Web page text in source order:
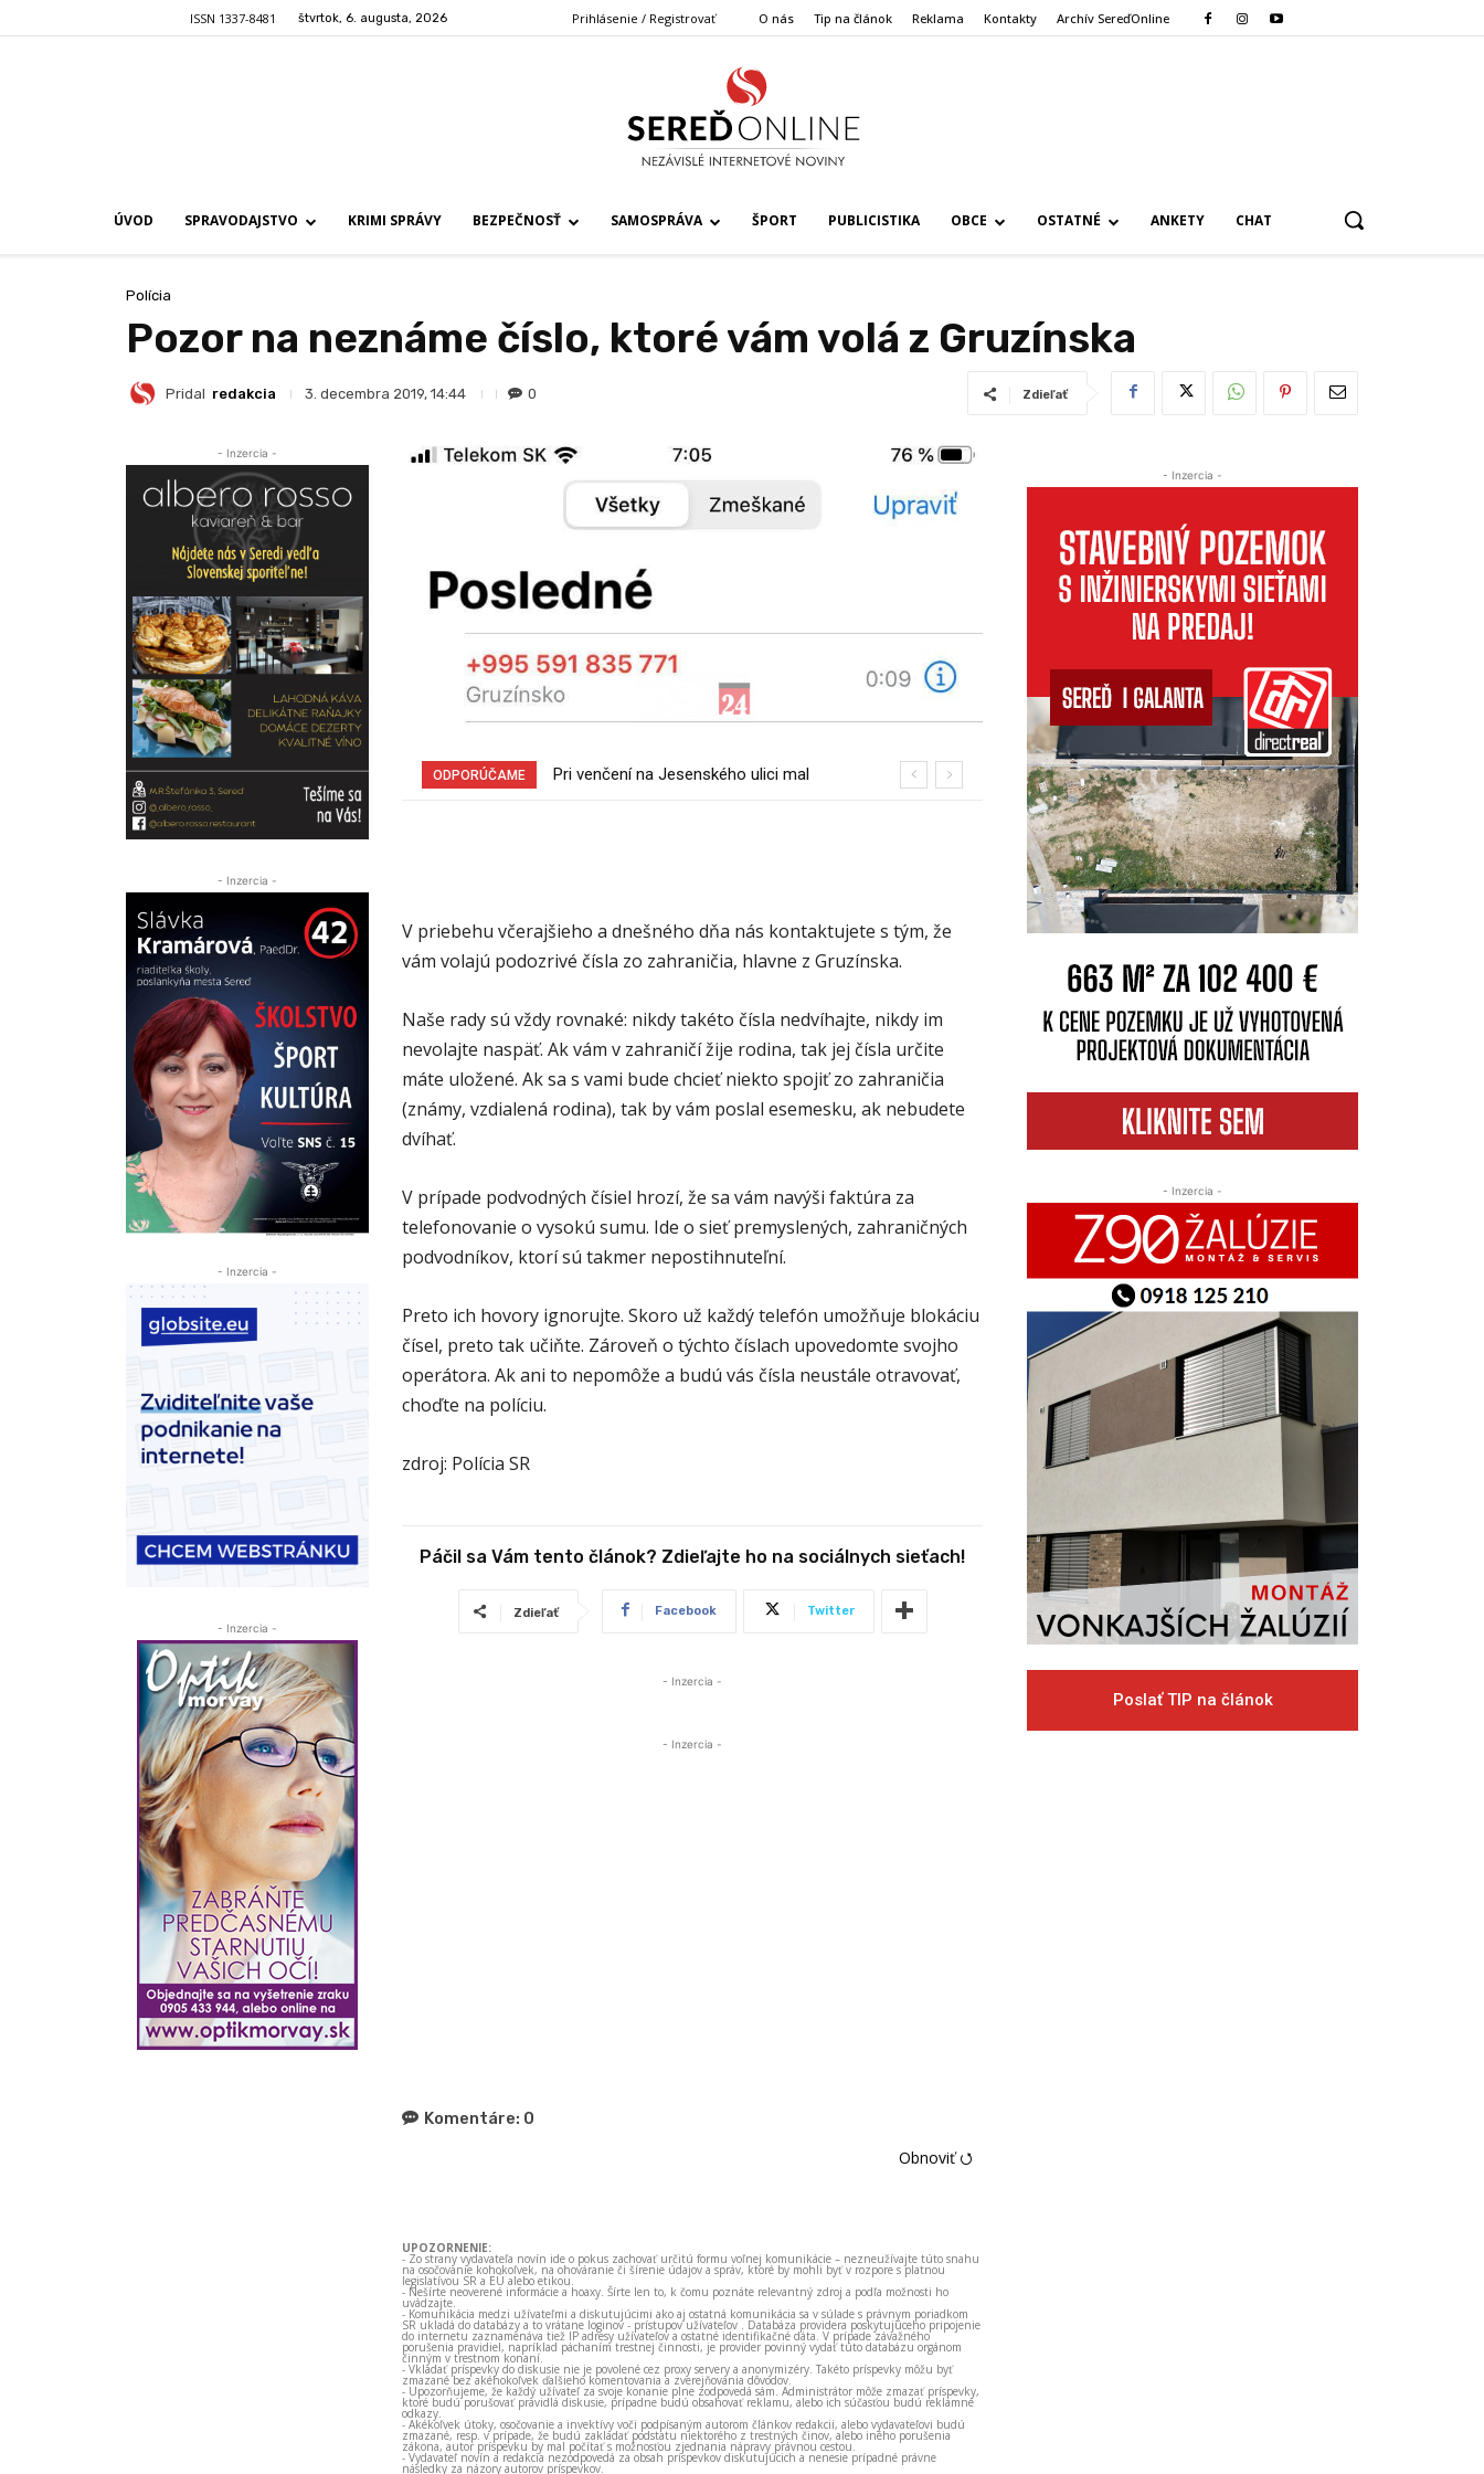
ISSN 1337-8481 štvrtok, 6. augusta, 2026 Prihlásenie / Registrovať O nás Tip na článok Reklama Kontakty Archív SereďOnline
ÚVOD SPRAVODAJSTVO KRIMI SPRÁVY BEZPEČNOSŤ SAMOSPRÁVA ŠPORT PUBLICISTIKA OBCE OSTATNÉ ANKETY CHAT
Polícia
Pozor na neznáme číslo, ktoré vám volá z Gruzínska
Pridal redakcia 3. decembra 2019, 14:44 0 Zdieľať
- Inzercia -
- Inzercia -
- Inzercia -
- Inzercia -
ODPORÚČAME
Pri venčení na Jesenského ulici mal
Sereď niekedy bola mestom s
V priebehu včerajšieho a dnešného dňa nás kontaktujete s tým, že
vám volajú podozrivé čísla zo zahraničia, hlavne z Gruzínska.
Naše rady sú vždy rovnaké: nikdy takéto čísla nedvíhajte, nikdy im
nevolajte naspäť. Ak vám v zahraničí žije rodina, tak jej čísla určite
máte uložené. Ak sa s vami bude chcieť niekto spojiť zo zahraničia
(známy, vzdialená rodina), tak by vám poslal esemesku, ak nebudete
dvíhať.
V prípade podvodných čísiel hrozí, že sa vám navýši faktúra za
telefonovanie o vysokú sumu. Ide o sieť premyslených, zahraničných
podvodníkov, ktorí sú takmer nepostihnuteľní.
Preto ich hovory ignorujte. Skoro už každý telefón umožňuje blokáciu
čísel, preto tak učiňte. Zároveň o týchto číslach upovedomte svojho
operátora. Ak ani to nepomôže a budú vás čísla neustále otravovať,
choďte na políciu.
zdroj: Polícia SR
Páčil sa Vám tento článok? Zdieľajte ho na sociálnych sieťach!
Zdieľať Facebook Twitter
- Inzercia -
- Inzercia -
Komentáre: 0
Obnoviť ⭯
UPOZORNENIE:
- Zo strany vydavateľa novín ide o pokus zachovať určitú formu voľnej komunikácie – nezneužívajte túto snahu
na osočovanie kohokoľvek, na ohováranie či šírenie údajov a správ, ktoré by mohli byť v rozpore s platnou
legislatívou SR a EÚ alebo etikou.
- Nešírte neoverené informácie a hoaxy. Šírte len to, k čomu poznáte relevantný zdroj a podľa možnosti ho
uvádzajte.
- Komunikácia medzi užívateľmi a diskutujúcimi ako aj ostatná komunikácia sa v súlade s právnym poriadkom
SR ukladá do databázy a to vrátane loginov - prístupov užívateľov . Databáza providera poskytujúceho pripojenie
do internetu zaznamenáva tiež IP adresy užívateľov a ostatné identifikačné dáta. V prípade závažného
porušenia pravidiel, napríklad páchaním trestnej činnosti, je provider povinný vydať túto databázu orgánom
činným v trestnom konaní.
- Vkladať príspevky do diskusie nie je povolené cez proxy servery a anonymizéry. Takéto príspevky môžu byť
zmazané bez akéhokoľvek ďalšieho komentovania a zverejňovania dôvodov.
- Upozorňujeme, že každý užívateľ za svoje konanie plne zodpovedá sám. Administrátor môže zmazať príspevky,
ktoré budú porušovať pravidlá diskusie, prípadne budú obsahovať reklamu, alebo ich súčasťou budú reklamné
odkazy.
- Akékoľvek útoky, osočovanie a invektívy voči podpísaným autorom článkov redakcii, alebo vydavateľovi budú
zmazané, resp. v prípade, že budú zakladať podstatu niektorého z trestných činov, alebo iného porušenia
zákona, autor príspevku by mal počítať s možnosťou zjednania nápravy právnou cestou.
- Vydavateľ novín a redakcia nezodpovedá za obsah príspevkov diskutujúcich a nenesie prípadné právne
následky za názory autorov príspevkov.
- Inzercia -
- Inzercia -
Poslať TIP na článok